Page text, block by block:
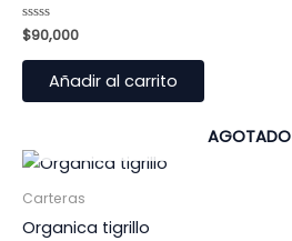
Valorado
con
0
$90,000
Añadir al carrito
AGOTADO
Carteras
Organica tigrillo